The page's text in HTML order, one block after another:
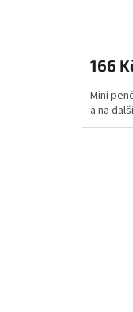
166
Mini
a na